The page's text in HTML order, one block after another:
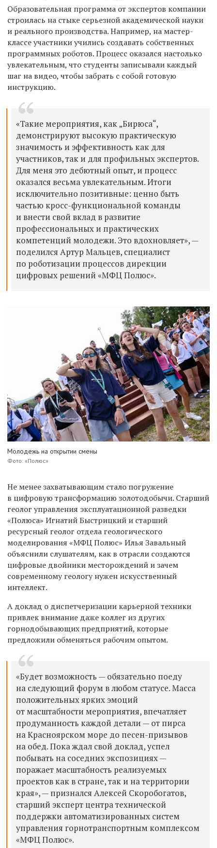
Образовательная программа от экспертов компании
строилась на стыке серьезной академической науки
и реального производства. Например, на мастер-
классе участники учились создавать собственных
программных роботов. Процесс оказался настолько
увлекательным, что студенты записывали каждый
шаг на видео, чтобы забрать с собой готовую
инструкцию.
«Такие мероприятия, как „Бирюса“,
демонстрируют высокую практическую
значимость и эффективность как для
участников, так и для профильных экспертов.
Для меня это дебютный опыт, и процесс
оказался весьма увлекательным. Итоги
исключительно позитивные: ценно быть
частью кросс-функциональной команды
и внести свой вклад в развитие
профессиональных и практических
компетенций молодежи. Это вдохновляет», —
поделился Артур Мальцев, специалист
по роботизации процессов дирекции
цифровых решений «МФЦ Полюс».
Молодежь на открытии смены
Фото: «Полюс»
Не менее захватывающим стало погружение
в цифровую трансформацию золотодобычи. Старший
геолог управления эксплуатационной разведки
«Полюса» Игнатий Быстрицкий и старший
ресурсный геолог отдела геологического
моделирования «МФЦ Полюс» Илья Завальный
объяснили слушателям, как в отрасли создаются
цифровые двойники месторождений и зачем
современному геологу нужен искусственный
интеллект.
А доклад о диспетчеризации карьерной техники
привлек внимание даже коллег из других
горнодобывающих предприятий, которые
предложили обменяться рабочим опытом.
«Будет возможность — обязательно поеду
на следующий форум в любом статусе. Масса
положительных ярких эмоций
от масштабности мероприятия, впечатляет
продуманность каждой детали — от пирса
на Красноярском море до песен-призывов
на обед. Пока ждал свой доклад, успел
побывать на соседних экспозициях —
поражает масштабность реализуемых
проектов как в стране, так и на территории
края», — признался Алексей Скоробогатов,
старший эксперт центра технической
поддержки автоматизированных систем
управления горнотранспортным комплексом
«МФЦ Полюс».